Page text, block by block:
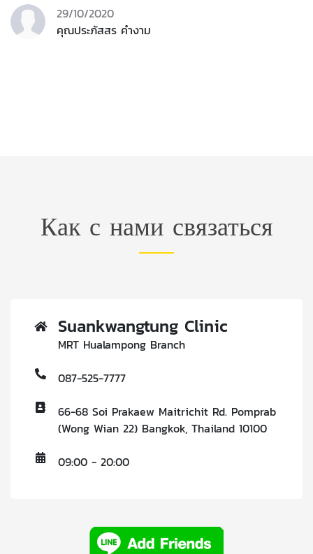
29/10/2020
คุณประภัสสร คำงาม
Как с нами связаться
Suankwangtung Clinic
MRT Hualampong Branch
087-525-7777
66-68 Soi Prakaew Maitrichit Rd. Pomprab
(Wong Wian 22) Bangkok, Thailand 10100
09:00 - 20:00